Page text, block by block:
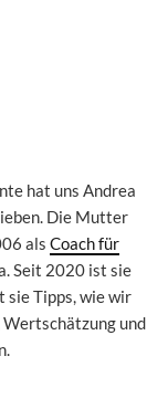
hat uns Andrea
Die Mutter
als Coach für
Seit 2020 ist sie
sie Tipps, wie wir
und